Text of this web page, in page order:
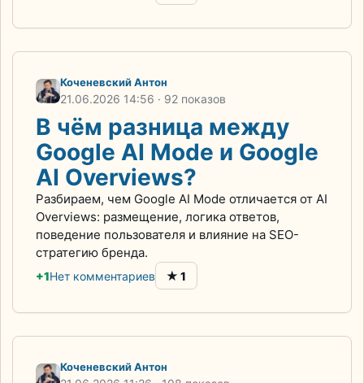
Коченевский Антон
21.06.2026 14:56 · 92 показов
В чём разница между
Google AI Mode и Google
AI Overviews?
Разбираем, чем Google AI Mode отличается от AI
Overviews: размещение, логика ответов,
поведение пользователя и влияние на SEO-
стратегию бренда.
+1Нет комментариев ★ 1
Коченевский Антон